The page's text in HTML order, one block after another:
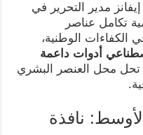
مدير التحرير في
تكامل عناصر
الكفاءات الوطنية،
أدوات داعمة
تحل محل العنصر البشري
نافذة